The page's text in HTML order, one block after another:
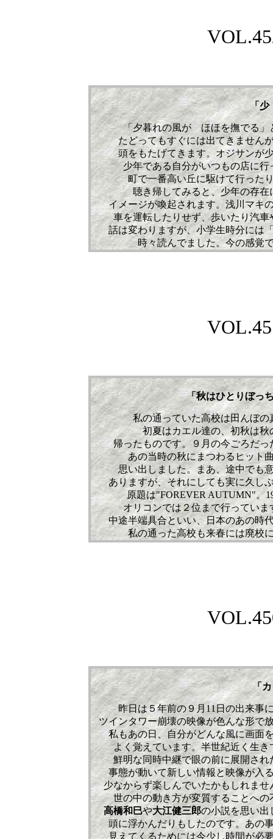
VOL.
「
「夕暮れの風が ほほを撫でる」
たどってもすぐには出てきません
頭をもたげてきます。オジサンが
少年である自分がいつもの店に
町で一番高い丘に駆けて行った
聴き帰してみると、少年の存
イメージが喚起されます。浅川マキ
車を運転したりせず、歩いたり汽
話は変わりますが、小学生時分には
時々読んでました。今の感覚
VOL.
「秋はひとりぼっ
私の通っていた高校は田んぼ
初夏はカエル達の、初秋は
帰ったものです。９月の今ごろだ
あの当時の秋にまつわるヒット
思い出しました。まあ、途中でも
ありますが、それにしても実に久し
原題は"FOREVER AUTUMN"。
オリコンでは２位まで行ってい
中途半端具合といい、日本のあの時
私の通った高校も来春には廃校
「
昨日は５年前の９月11日の出来事
ツインタワー崩壊の映像が色んな形で
私もあの日、自分がどんな風に画面
よく覚えています。半世紀近く生
鮮明な同時中継で眼の前に展開さ
事態が動いて新しい情報と映像が入
少なからず楽しんでいたかもしれま
世の中の動き方が変質することへ
高橋和巳や大江健三郎の小説を思い出
頭に浮かんだりもしたのです。あの
見えてくるためには今少し時間が必